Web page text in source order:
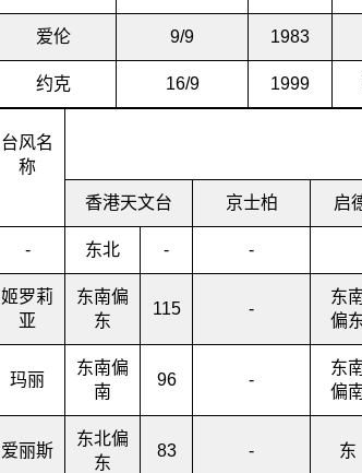
爱伦 9/9 1983
约克 16/9 1999
台风名
称
香港天文台 京士柏 启
- 东北 - -
姬罗莉
亚
东南偏
东
115 -
东
偏
玛丽
东南偏
南
96 -
东
偏
爱丽斯
东北偏
东
83 - 东